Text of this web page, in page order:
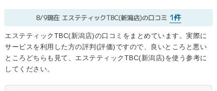
8/9現在 エステティックTBC(新潟店)の口コミ 1件
エステティックTBC(新潟店)の口コミをまとめています。実際に
サービスを利用した方の評判(評価)ですので、良いところと悪い
ところどちらも見て、エステティックTBC(新潟店)を使う参考に
してください。